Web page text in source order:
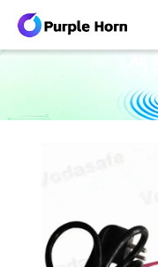
제